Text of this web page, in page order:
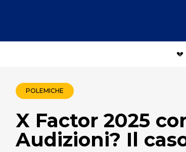
POLEMICHE
X Factor 2025
Audizioni? Il